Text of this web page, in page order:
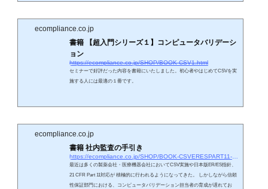
発行して以降...
ecompliance.co.jp
書籍 【超入門シリーズ１】コンピュータバリデーシ
ョン
https://ecompliance.co.jp/SHOP/BOOK-CSV1.html
セミナーで好評だった内容を書籍にいたしました。初心者やはじめてCSVを実
施する人には最適の１冊です。
ecompliance.co.jp
書籍 社内監査の手引き
https://ecompliance.co.jp/SHOP/BOOK-CSVERESPART11-05.html
最近は多くの製薬会社・医療機器会社においてCSV実施や日本版ER/ES指針、
21 CFR Part 11対応が 積極的に行われるようになってきた。 しかしながら信頼
性保証部門における、コンピュータバリデーション担当者の育成が遅れてお